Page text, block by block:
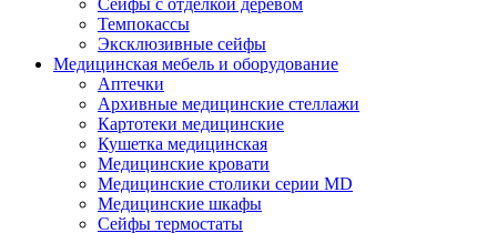
Темпокассы
Эксклюзивные сейфы
Медицинская мебель и оборудование
Аптечки
Архивные медицинские стеллажи
Картотеки медицинские
Кушетка медицинская
Медицинские кровати
Медицинские столики серии MD
Медицинские шкафы
Сейфы термостаты